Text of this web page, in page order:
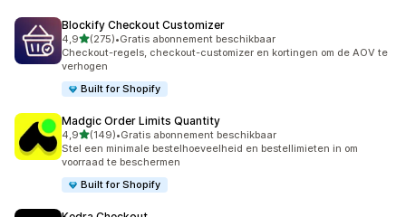
Blockify Checkout Customizer
4,9van 5 sterren
(275)
275 recensies in totaal
•Gratis abonnement beschikbaar
Checkout-regels, checkout-customizer en kortingen om de AOV te
verhogen
Built for Shopify
Madgic Order Limits Quantity
4,9van 5 sterren
(149)
149 recensies in totaal
•Gratis abonnement beschikbaar
Stel een minimale bestelhoeveelheid en bestellimieten in om
voorraad te beschermen
Built for Shopify